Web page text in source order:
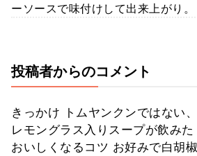
ーソースで味付けして出来上がり。
投稿者からのコメント
きっかけ トムヤンクンではない
レモングラス入りスープが飲みた
おいしくなるコツ お好みで白胡